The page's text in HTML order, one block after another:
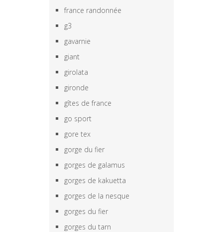
france randonnée
g3
gavarnie
giant
girolata
gironde
gîtes de france
go sport
gore tex
gorge du fier
gorges de galamus
gorges de kakuetta
gorges de la nesque
gorges du fier
gorges du tarn